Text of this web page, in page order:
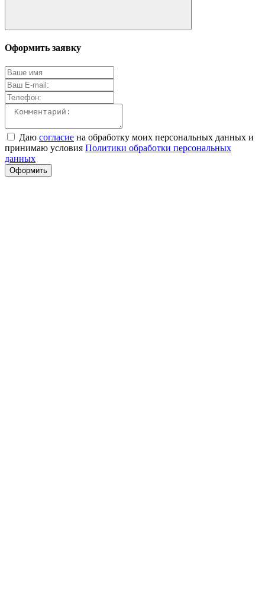
Оформить заявку
Даю согласие на обработку моих персональных данных и
принимаю условия Политики обработки персональных
данных
Оформить